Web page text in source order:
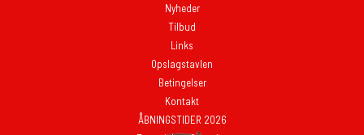
Nyheder
Tilbud
Links
Opslagstavlen
Betingelser
Kontakt
ÅBNINGSTIDER 2026